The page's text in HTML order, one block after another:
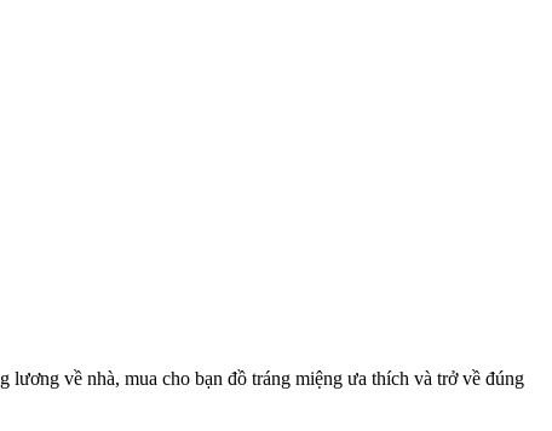
lương về nhà, mua cho bạn đồ tráng miệng ưa thích và trở về đúng